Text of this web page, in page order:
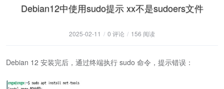
Debian12中使用sudo提示 xx不是sudoers文件
2025-02-11 / 0 评论 / 156 阅读
Debian 12 安装完后，通过终端执行 sudo 命令，提示错误：